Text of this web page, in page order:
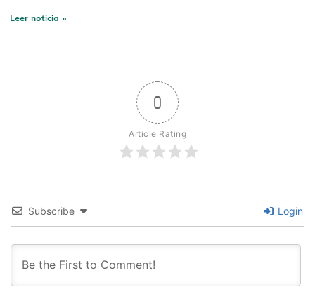
Leer noticia »
0
Article Rating
Subscribe Login